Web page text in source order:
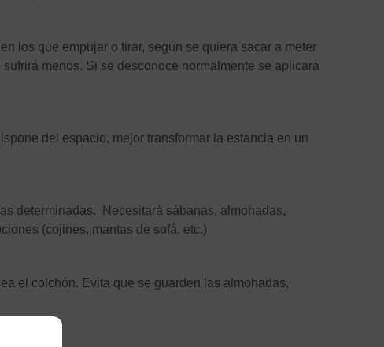
los que empujar o tirar, según se quiera sacar a meter
menos. Si se desconoce normalmente se aplicará
del espacio, mejor transformar la estancia en un
determinadas. Necesitará sábanas, almohadas,
(cojines, mantas de sofá, etc.)
el colchón. Evita que se guarden las almohadas,